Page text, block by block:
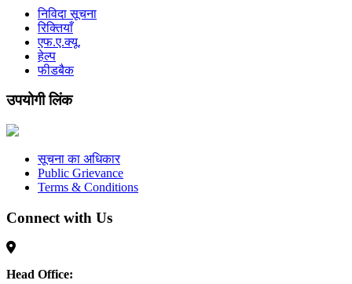
निविदा सूचना
रिक्तियाँ
एफ.ए.क्यू.
हेल्प
फीडबैक
उपयोगी लिंक
सूचना का अधिकार
Public Grievance
Terms & Conditions
Connect with Us
Head Office: